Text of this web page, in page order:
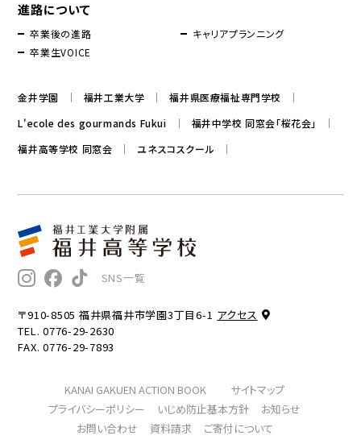
進路について
卒業後の進路
キャリアプランニング
卒業生VOICE
金井学園 福井工業大学
福井県医療福祉専門学校
L'ecole des gourmands Fukui
福井中学校 同窓会「桜花会」
福井高等学校 同窓会
ユネスコスクール
SNS一覧
〒910-8505 福井県福井市学園3丁目6-1 アクセス
TEL. 0776-29-2630
FAX. 0776-29-7893
KANAI GAKUEN ACTION BOOK
サイトマップ
プライバシーポリシー
いじめ防止基本方針
お知らせ
お問い合わせ
資料請求 ご寄付について